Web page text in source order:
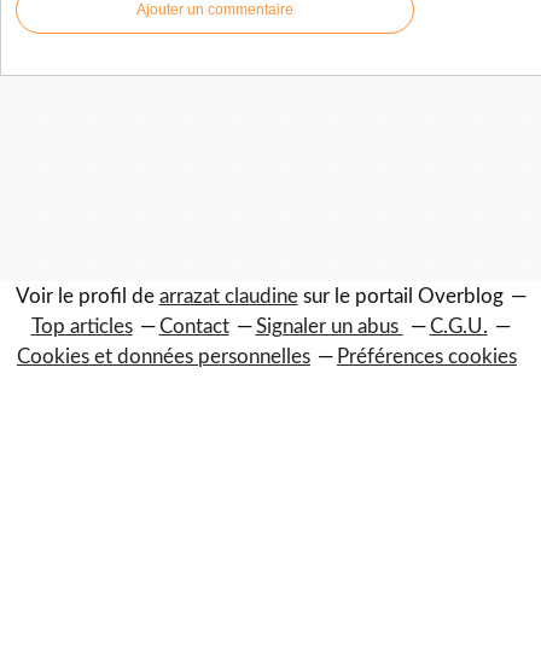
Ajouter un commentaire
Voir le profil de arrazat claudinesur le portail Overblog
Top articles
Contact Signaler un abus
C.G.U.
Cookies et données personnelles
Préférences cookies